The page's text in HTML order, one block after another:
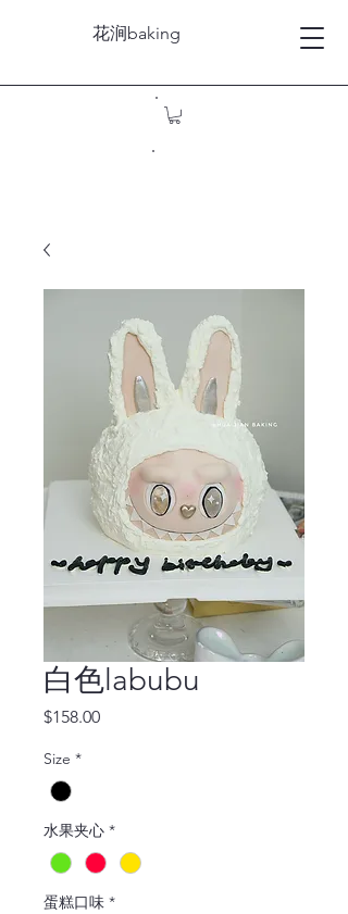
花涧baking
白色labubu
$158.00價
Size *
水果夹心 *
蛋糕口味 *